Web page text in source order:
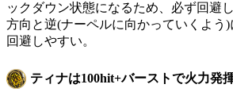
ックダウン状態になるため、必ず回避
方向と逆(ナーペルに向かっていくよう)
回避しやすい。
ティナは100hit+バーストで火力発